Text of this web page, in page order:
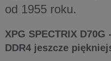
od 1955 roku.
XPG SPECTRIX
DDR4 jeszcze